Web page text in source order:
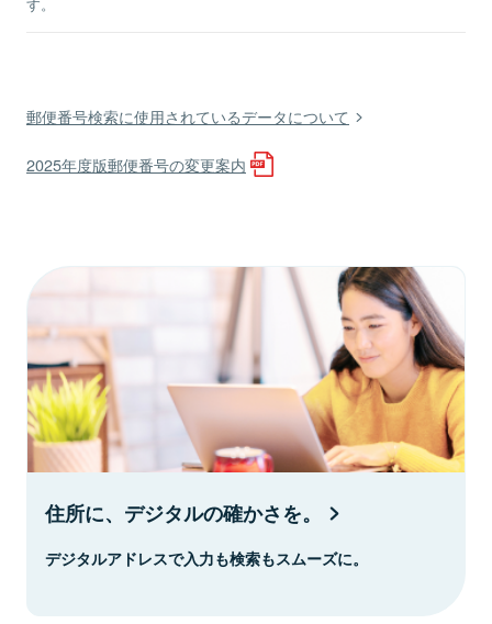
す。
郵便番号検索に使用されているデータについて
2025年度版郵便番号の変更案内
住所に、デジタルの確かさを。
デジタルアドレスで入力も検索もスムーズに。